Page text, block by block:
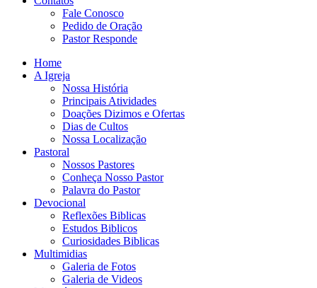
Fale Conosco
Pedido de Oração
Pastor Responde
Home
A Igreja
Nossa História
Principais Atividades
Doações Dizimos e Ofertas
Dias de Cultos
Nossa Localização
Pastoral
Nossos Pastores
Conheça Nosso Pastor
Palavra do Pastor
Devocional
Reflexões Biblicas
Estudos Biblicos
Curiosidades Biblicas
Multimidias
Galeria de Fotos
Galeria de Videos